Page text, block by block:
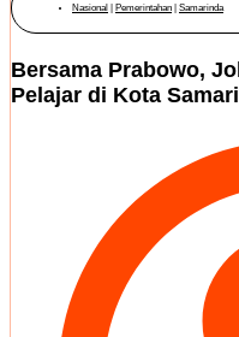
Nasional Pemerintahan Samarinda
Bersama Prabowo,
Pelajar di Kota